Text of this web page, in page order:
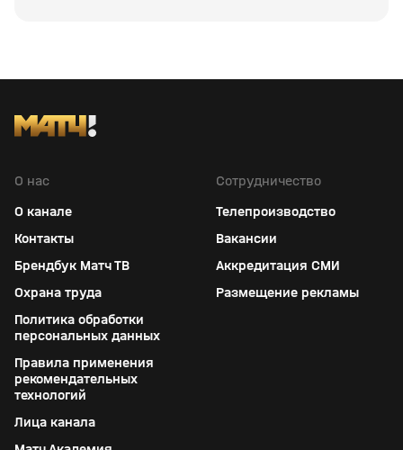
О нас
О канале
Контакты
Брендбук Матч ТВ
Охрана труда
Политика обработки
персональных данных
Правила применения
рекомендательных
технологий
Лица канала
Сотрудничество
Телепроизводство
Вакансии
Аккредитация СМИ
Размещение рекламы